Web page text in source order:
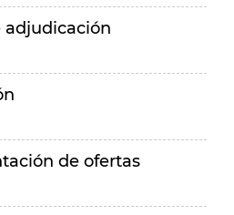
adjudicación
de ofertas